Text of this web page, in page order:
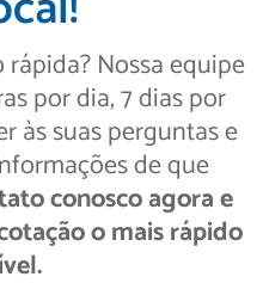
Nossa equipe
por dia, 7 dias por
às suas perguntas e
de que
conosco agora e
o mais rápido